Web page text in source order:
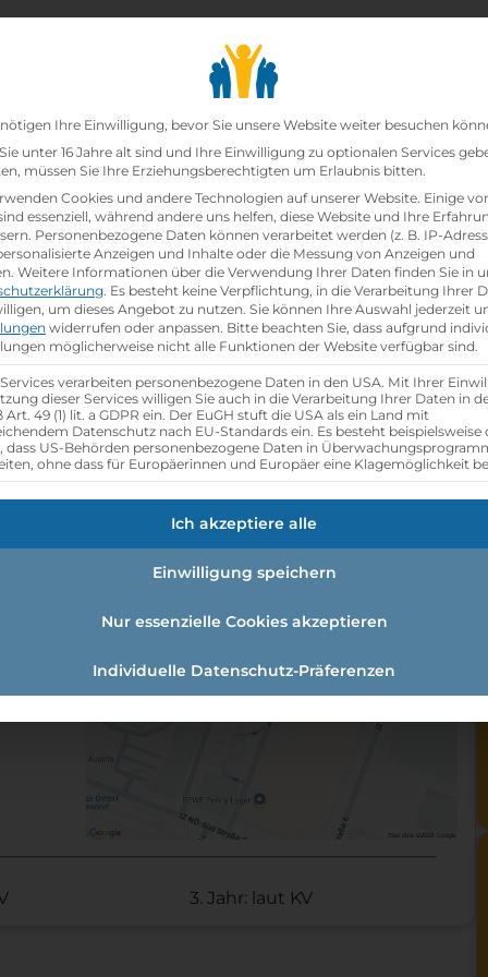
Lehrbetriebesearch
Referenznummer: 969788
location_on Ausbildungsstandort:
IZ NÖ-Süd Straße 3 Objekt 16
2355 Wiener Neudorf,Nieder­österreich
3. Jahr: laut KV
Datenschutz-
Ihre Einwilligung, bevor Sie unsere Website weiter besuchen
unter 16 Jahre alt sind und Ihre Einwilligung zu optionalen Services
müssen Sie Ihre Erziehungsberechtigten um Erlaubnis bitten.
Cookies und andere Technologien auf unserer Website. Einige
essenziell, während andere uns helfen, diese Website und Ihre
Personenbezogene Daten können verarbeitet werden (z. B. IP-
Anzeigen und Inhalte oder die Messung von Anzeigen und
Weitere Informationen über die Verwendung Ihrer Daten finden Sie in
. Es besteht keine Verpflichtung, in die Verarbeitung Ihrer
um dieses Angebot zu nutzen. Sie können Ihre Auswahl jederzeit
widerrufen oder anpassen. Bitte beachten Sie, dass aufgrund
möglicherweise nicht alle Funktionen der Website verfügbar sind.
verarbeiten personenbezogene Daten in den USA. Mit Ihrer
dieser Services willigen Sie auch in die Verarbeitung Ihrer Daten in
Art. 49 (1) lit. a GDPR ein. Der EuGH stuft die USA als ein Land mit
Datenschutz nach EU-Standards ein. Es besteht beispielsweise
dass US-Behörden personenbezogene Daten in
ohne dass für Europäerinnen und Europäer eine Klagemöglichkeit
Ich akzeptiere alle
Einwilligung speichern
Nur essenzielle Cookies akzeptieren
Individuelle Datenschutz-Präferenzen